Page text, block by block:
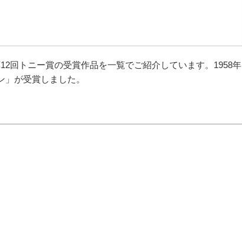
回トニー賞の受賞作品を一覧でご紹介しています。1958年
が受賞しました。